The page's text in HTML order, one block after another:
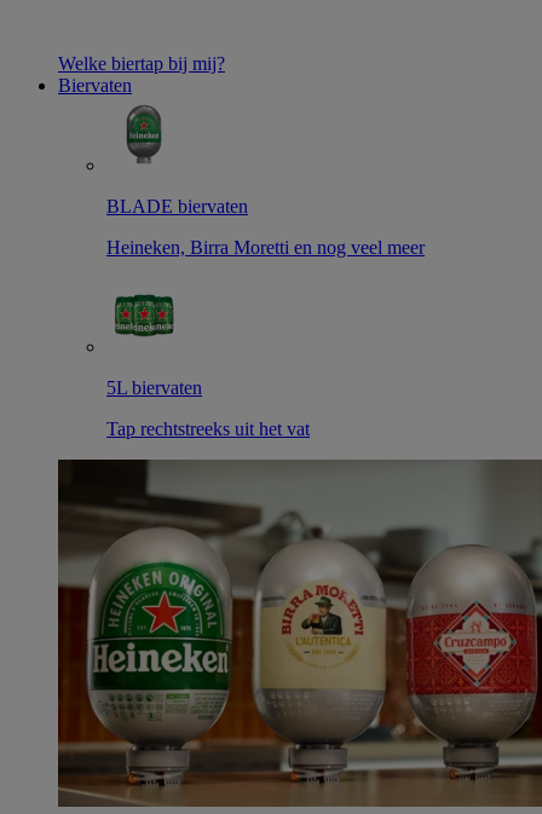
Welke biertap bij mij?
Biervaten
BLADE biervaten
Heineken, Birra Moretti en nog veel meer
5L biervaten
Tap rechtstreeks uit het vat